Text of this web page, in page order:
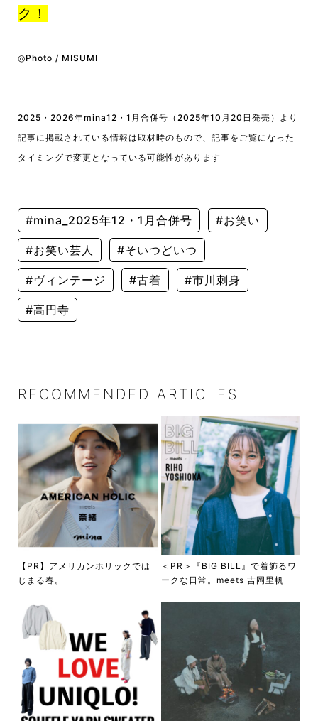
ク！
◎Photo / MISUMI
2025・2026年mina12・1月合併号（2025年10月20日発売）より
記事に掲載されている情報は取材時のもので、記事をご覧になった
タイミングで変更となっている可能性があります
#mina_2025年12・1月合併号 #お笑い
#お笑い芸人 #そいつどいつ
#ヴィンテージ #古着 #市川刺身
#高円寺
RECOMMENDED ARTICLES
【PR】アメリカンホリックでは
じまる春。
＜PR＞『BIG BILL』で着飾るワ
ークな日常。meets 吉岡里帆